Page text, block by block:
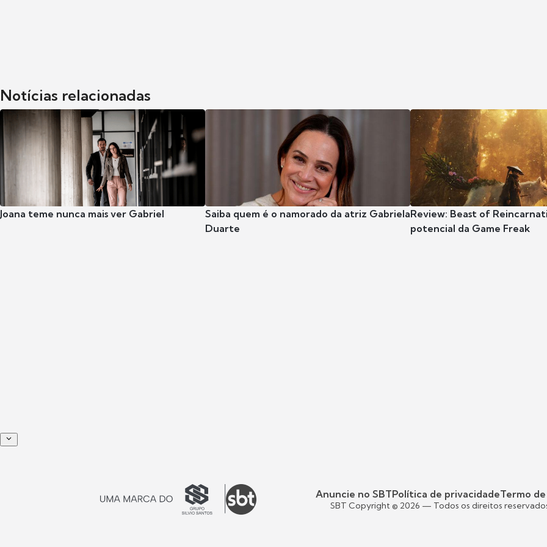
Notícias relacionadas
Joana teme nunca mais ver Gabriel
Saiba quem é o namorado da atriz Gabriela
Duarte
Review: Beast of
potencial da Game Freak
Anuncie no SBTPolítica de privacidadeTermo de
SBT Copyright © 2026 — Todos os direitos